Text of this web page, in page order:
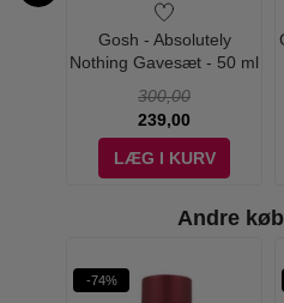
Gosh - Absolutely
Nothing Gavesæt - 50 ml
300,00
239,00
LÆG I KURV
Andre
-74%